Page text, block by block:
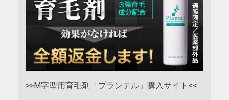
>>M字型用育毛剤「プランテル」購入サイト<<